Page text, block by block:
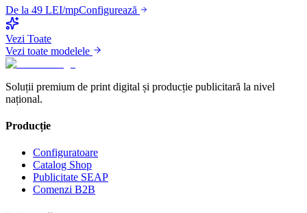
De la 49 LEI/mpConfigurează
Vezi Toate
Vezi toate modelele
Soluții premium de print digital și producție publicitară la nivel
național.
Producție
Configuratoare
Catalog Shop
Publicitate SEAP
Comenzi B2B